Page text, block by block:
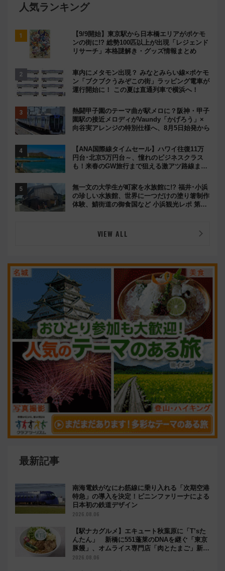
人気ランキング
【9/9開始】東京駅から日本橋エリアがポケモ
ンの街に!? 総勢100匹以上が出現「レジェンド
リサーチ」本格謎解き・グッズ情報まとめ
車内にメタモン出現？ みなとみらい線×ポケモ
ン「ブクブクうみぞこの街」ラッピング電車が
運行開始に！ この夏は直通列車で横浜へ！
熱闘甲子園のテーマ曲が駅メロに？阪神・甲子
園駅の接近メロディがVaundy「かげろう」×
向谷実アレンジの特別仕様へ、8月5日始発から
【ANA国際線タイムセール】ハワイ往復11万
円台･北京5万円台～、憧れのビジネスクラス
も！来春のGW旅行まで狙える激アツ路線まと
無一文の大学生が町家を水族館に!? 福井･小浜
の珍しい水族館、世界に一つだけの塗り箸制作
体験、鯖街道の御食国など 小浜観光レポ 第2
VIEW ALL
最新記事
南海電鉄がなにわ筋線に乗り入れる「次期空港
特急」の導入を決定！ピニンファリーナによる
日本初の鉄道デザイン
2026.08.06
【駅ナカグルメ】エキュート秋葉原に「T’sた
んたん」 新橋に551蓬莱のDNAを継ぐ「東京
豚饅」、オムライス専門店「肉とたまご」新グ
ルメ続々登場！【2026年8月】
2026.08.06